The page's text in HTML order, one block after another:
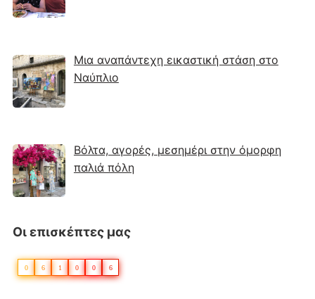
Μια αναπάντεχη εικαστική στάση στο
Ναύπλιο
Βόλτα, αγορές, μεσημέρι στην όμορφη
παλιά πόλη
Οι επισκέπτες μας
0 6 1 0 0 6